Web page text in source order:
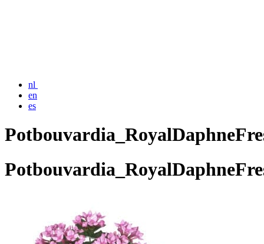
nl
en
es